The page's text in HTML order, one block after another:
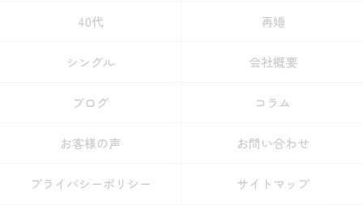
40代 再婚
シングル 会社概要
ブログ コラム
お客様の声 お問い合わせ
プライバシーポリシー サイトマップ